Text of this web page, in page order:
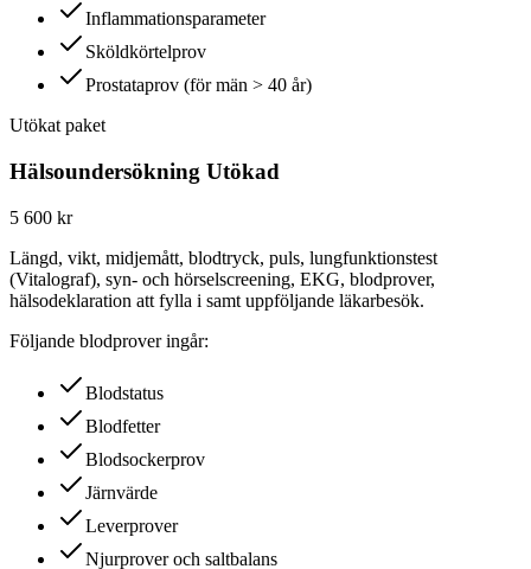
Inflammationsparameter
Sköldkörtelprov
Prostataprov (för män > 40 år)
Utökat paket
Hälsoundersökning Utökad
5 600 kr
Längd, vikt, midjemått, blodtryck, puls, lungfunktionstest
(Vitalograf), syn- och hörselscreening, EKG, blodprover,
hälsodeklaration att fylla i samt uppföljande läkarbesök.
Följande blodprover ingår:
Blodstatus
Blodfetter
Blodsockerprov
Järnvärde
Leverprover
Njurprover och saltbalans